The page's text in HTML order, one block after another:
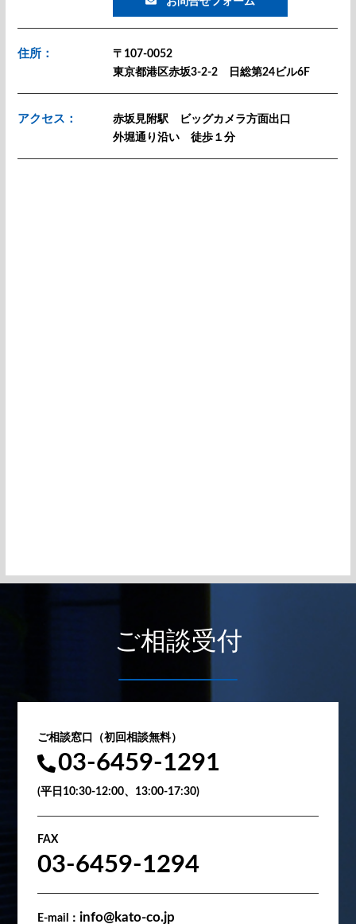
住所：
〒107-0052
東京都港区赤坂3-2-2 日総第24ビル6F
アクセス：
赤坂見附駅 ビッグカメラ方面出口
外堀通り沿い 徒歩１分
ご相談受付
ご相談窓口（初回相談無料）
03-6459-1291
(平日10:30-12:00、13:00-17:30)
FAX
03-6459-1294
E-mail： info@kato-co.jp